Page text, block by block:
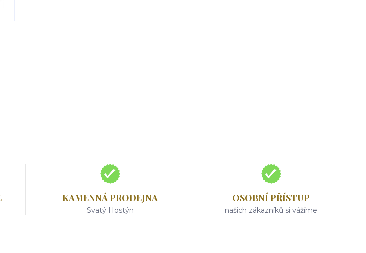
KAMENNÁ PRODEJNA
Svatý Hostýn
OSOBNÍ PŘÍSTUP
našich zákazníků si vážíme